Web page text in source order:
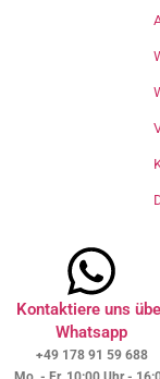
Kontaktiere uns
Whatsapp
+49 178 91 59 688